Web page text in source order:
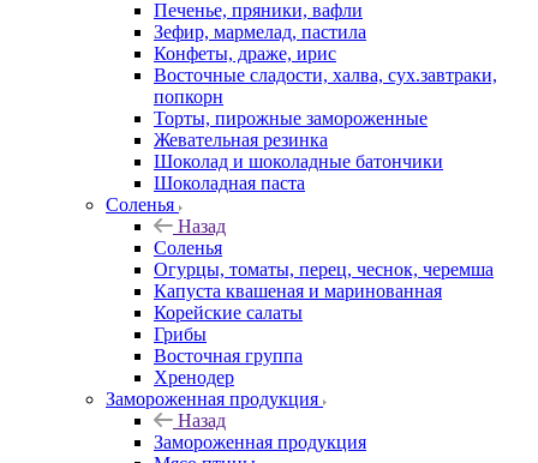
Печенье, пряники, вафли
Зефир, мармелад, пастила
Конфеты, драже, ирис
Восточные сладости, халва, сух.завтраки,
попкорн
Торты, пирожные замороженные
Жевательная резинка
Шоколад и шоколадные батончики
Шоколадная паста
Соленья
Назад
Соленья
Огурцы, томаты, перец, чеснок, черемша
Капуста квашеная и маринованная
Корейские салаты
Грибы
Восточная группа
Хренодер
Замороженная продукция
Назад
Замороженная продукция